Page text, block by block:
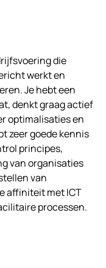
die
werkt en
Je hebt een
denkt graag actief
optimalisaties en
zeer goede kennis
principes,
van organisaties
van
affiniteit met ICT
processen.